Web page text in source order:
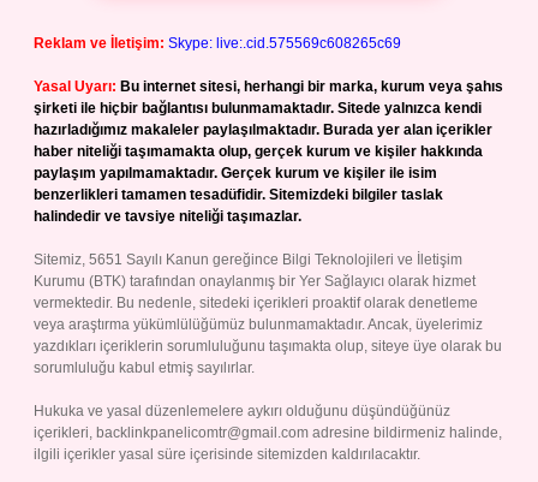
Reklam ve İletişim: Skype: live:.cid.575569c608265c69
Yasal Uyarı: Bu internet sitesi, herhangi bir marka, kurum veya şahıs
şirketi ile hiçbir bağlantısı bulunmamaktadır. Sitede yalnızca kendi
hazırladığımız makaleler paylaşılmaktadır. Burada yer alan içerikler
haber niteliği taşımamakta olup, gerçek kurum ve kişiler hakkında
paylaşım yapılmamaktadır. Gerçek kurum ve kişiler ile isim
benzerlikleri tamamen tesadüfidir. Sitemizdeki bilgiler taslak
halindedir ve tavsiye niteliği taşımazlar.
Sitemiz, 5651 Sayılı Kanun gereğince Bilgi Teknolojileri ve İletişim
Kurumu (BTK) tarafından onaylanmış bir Yer Sağlayıcı olarak hizmet
vermektedir. Bu nedenle, sitedeki içerikleri proaktif olarak denetleme
veya araştırma yükümlülüğümüz bulunmamaktadır. Ancak, üyelerimiz
yazdıkları içeriklerin sorumluluğunu taşımakta olup, siteye üye olarak bu
sorumluluğu kabul etmiş sayılırlar.
Hukuka ve yasal düzenlemelere aykırı olduğunu düşündüğünüz
içerikleri, backlinkpanelicomtr@gmail.com adresine bildirmeniz halinde,
ilgili içerikler yasal süre içerisinde sitemizden kaldırılacaktır.